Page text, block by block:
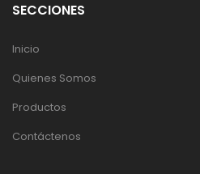
SECCIONES
Inicio
Quienes Somos
Productos
Contáctenos